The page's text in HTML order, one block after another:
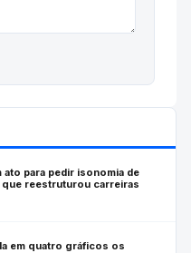
para pedir isonomia de
reestruturou carreiras
em quatro gráficos os